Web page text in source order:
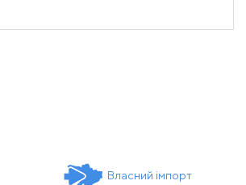
Власний імпорт